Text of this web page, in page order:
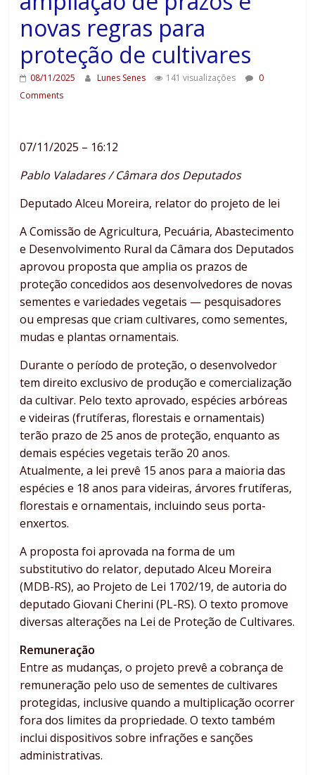
novas regras para
proteção de cultivares
08/11/2025 Lunes Senes 141 visualizações
0
Comments
07/11/2025 – 16:12
Pablo Valadares / Câmara dos Deputados
Deputado Alceu Moreira, relator do projeto de lei
A Comissão de Agricultura, Pecuária, Abastecimento
e Desenvolvimento Rural da Câmara dos Deputados
aprovou proposta que amplia os prazos de
proteção concedidos aos desenvolvedores de novas
sementes e variedades vegetais — pesquisadores
ou empresas que criam cultivares, como sementes,
mudas e plantas ornamentais.
Durante o período de proteção, o desenvolvedor
tem direito exclusivo de produção e comercialização
da cultivar. Pelo texto aprovado, espécies arbóreas
e videiras (frutíferas, florestais e ornamentais)
terão prazo de 25 anos de proteção, enquanto as
demais espécies vegetais terão 20 anos.
Atualmente, a lei prevê 15 anos para a maioria das
espécies e 18 anos para videiras, árvores frutíferas,
florestais e ornamentais, incluindo seus porta-
enxertos.
A proposta foi aprovada na forma de um
substitutivo do relator, deputado Alceu Moreira
(MDB-RS), ao Projeto de Lei 1702/19, de autoria do
deputado Giovani Cherini (PL-RS). O texto promove
diversas alterações na Lei de Proteção de Cultivares.
Remuneração
Entre as mudanças, o projeto prevê a cobrança de
remuneração pelo uso de sementes de cultivares
protegidas, inclusive quando a multiplicação ocorrer
fora dos limites da propriedade. O texto também
inclui dispositivos sobre infrações e sanções
administrativas.